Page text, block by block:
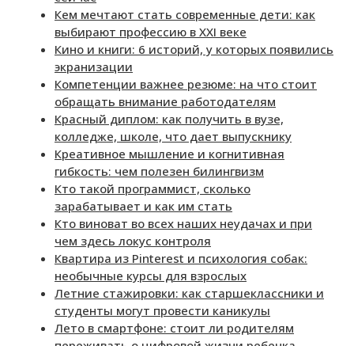
Кем мечтают стать современные дети: как
выбирают профессию в XXI веке
Кино и книги: 6 историй, у которых появились
экранизации
Компетенции важнее резюме: на что стоит
обращать внимание работодателям
Красный диплом: как получить в вузе,
колледже, школе, что дает выпускнику
Креативное мышление и когнитивная
гибкость: чем полезен билингвизм
Кто такой программист, сколько
зарабатывает и как им стать
Кто виноват во всех наших неудачах и при
чем здесь локус контроля
Квартира из Pinterest и психология собак:
необычные курсы для взрослых
Летние стажировки: как старшеклассники и
студенты могут провести каникулы
Лето в смартфоне: стоит ли родителям